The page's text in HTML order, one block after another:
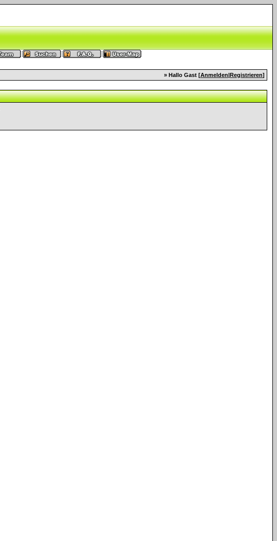
» Hallo Gast [Anmelden|Registrieren]